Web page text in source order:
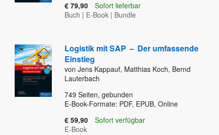
€ 79,90
Sofort lieferbar
Buch | E-Book | Bundle
Logistik mit SAP – Der umfassende
Einstieg
von Jens Kappauf, Matthias Koch, Bernd
Lauterbach
749 Seiten, gebunden
E-Book-Formate: PDF, EPUB, Online
€ 59,90
Sofort verfügbar
E-Book